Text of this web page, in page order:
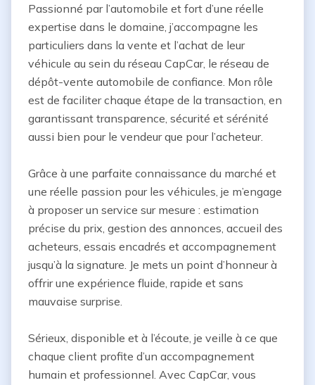
Passionné par l’automobile et fort d’une réelle
expertise dans le domaine, j’accompagne les
particuliers dans la vente et l’achat de leur
véhicule au sein du réseau CapCar, le réseau de
dépôt-vente automobile de confiance. Mon rôle
est de faciliter chaque étape de la transaction, en
garantissant transparence, sécurité et sérénité
aussi bien pour le vendeur que pour l’acheteur.
Grâce à une parfaite connaissance du marché et
une réelle passion pour les véhicules, je m’engage
à proposer un service sur mesure : estimation
précise du prix, gestion des annonces, accueil des
acheteurs, essais encadrés et accompagnement
jusqu’à la signature. Je mets un point d’honneur à
offrir une expérience fluide, rapide et sans
mauvaise surprise.
Sérieux, disponible et à l’écoute, je veille à ce que
chaque client profite d’un accompagnement
humain et professionnel. Avec CapCar, vous